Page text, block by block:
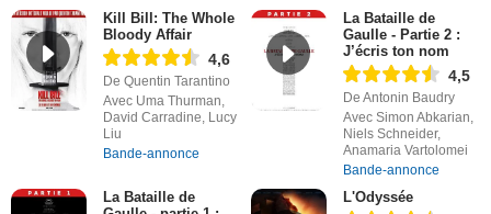
Kill Bill: The Whole
Bloody Affair
4,6
De Quentin Tarantino
Avec Uma Thurman,
David Carradine, Lucy
Liu
Bande-annonce
La Bataille de
Gaulle - Partie 2 :
J’écris ton nom
4,5
De Antonin Baudry
Avec Simon Abkarian,
Niels Schneider,
Anamaria Vartolomei
Bande-annonce
La Bataille de
L'Odyssée